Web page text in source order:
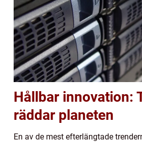
Hållbar innovation:
räddar planeten
En av de mest efterlängtade